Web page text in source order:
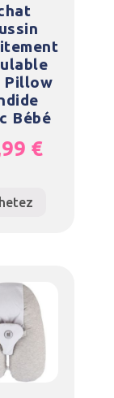
Pillow
Bébé
€